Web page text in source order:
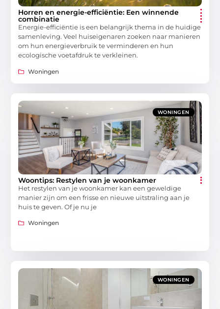
Horren en energie-efficiëntie: Een winnende
combinatie
Energie-efficiëntie is een belangrijk thema in de huidige
samenleving. Veel huiseigenaren zoeken naar manieren
om hun energieverbruik te verminderen en hun
ecologische voetafdruk te verkleinen.
Woningen
WONINGEN
Woontips: Restylen van je woonkamer
Het restylen van je woonkamer kan een geweldige
manier zijn om een frisse en nieuwe uitstraling aan je
huis te geven. Of je nu je
Woningen
WONINGEN